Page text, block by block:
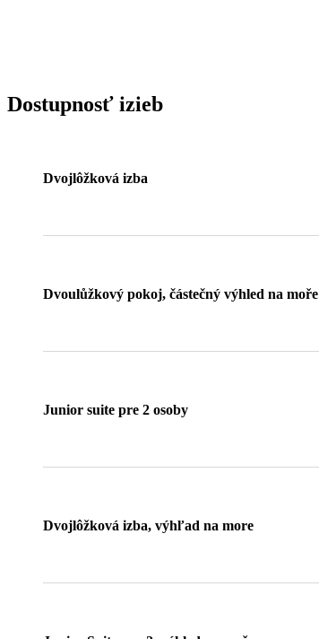
Dostupnosť izieb
Dvojlôžková izba
Dvoulůžkový pokoj, částečný výhled na moře
Junior suite pre 2 osoby
Dvojlôžková izba, výhľad na more